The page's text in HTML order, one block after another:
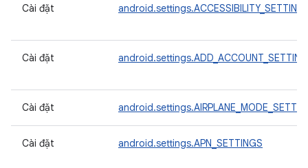
Cài đặt
Cài đặt
Cài đặt
Cài đặt android.settings.APN_SETTINGS